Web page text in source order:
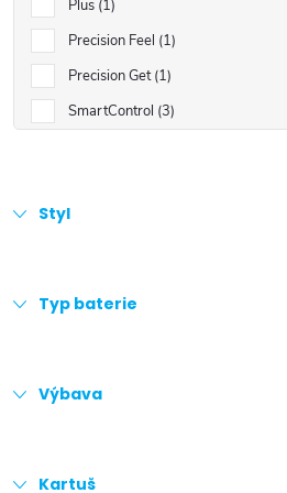
Plus 1
Precision Feel 1
Precision Get 1
SmartControl 3
Styl
Typ baterie
Výbava
Kartuš